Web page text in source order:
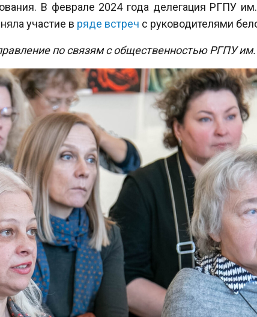
В феврале 2024 года делегация РГПУ
участие в ряде встреч с руководителями
по связям с общественностью РГПУ